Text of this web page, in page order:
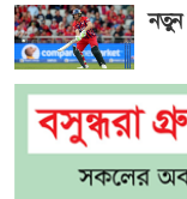
নতুন